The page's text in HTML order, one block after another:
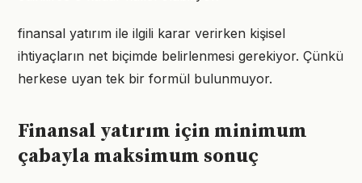
finansal yatırım ile ilgili karar verirken kişisel
ihtiyaçların net biçimde belirlenmesi gerekiyor. Çünkü
herkese uyan tek bir formül bulunmuyor.
Finansal yatırım için minimum
çabayla maksimum sonuç